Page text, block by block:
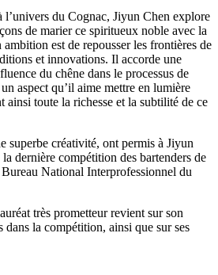
l’univers du Cognac, Jiyun Chen explore
de marier ce spiritueux noble avec la
est de repousser les frontières de
et innovations. Il accorde une
du chêne dans le processus de
aspect qu’il aime mettre en lumière
ainsi toute la richesse et la subtilité de ce
superbe créativité, ont permis à Jiyun
dernière compétition des bartenders de
National Interprofessionnel du
très prometteur revient sur son
dans la compétition, ainsi que sur ses